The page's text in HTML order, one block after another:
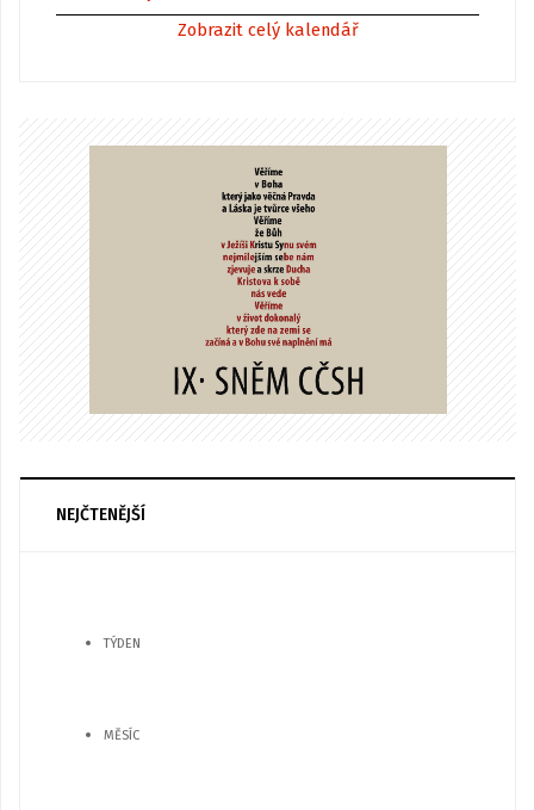
Zobrazit celý kalendář
NEJČTENĚJŠÍ
TÝDEN
MĚSÍC